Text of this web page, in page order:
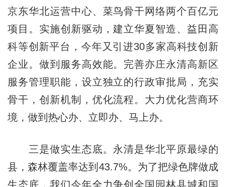
京东华北运营中心、菜鸟骨干网络两个百亿元
项目。实施创新驱动，建立华夏智造、益田高
科等创新平台，今年又引进30多家高科技创新
企业。做到服务高效能。完善亦庄永清高新区
服务管理职能，设立独立的行政审批局，充实
骨干，创新机制，优化流程。大力优化营商环
境，做到热心办、立即办、马上办。
三是做实生态底。永清是华北平原最绿的
县，森林覆盖率达到43.7%。为了把绿色牌做成
生态底，我们今年全力争创全国园林县城和国